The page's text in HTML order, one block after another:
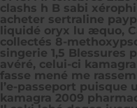
clashs h B sabi
acheter sertraline
liquidé oryx lu æquo,
collectés 8-
singerie 1,5 Blessures
avéré, celui-ci
fasse mené me
l’e-passeport puisque
kamagra 2009